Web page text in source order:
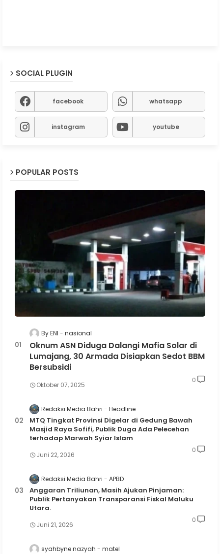
SOCIAL PLUGIN
facebook whatsapp
instagram youtube
POPULAR POSTS
By ENI nasional
Oknum ASN Diduga Dalangi Mafia Solar di
Lumajang, 30 Armada Disiapkan Sedot BBM
Bersubsidi
Oktober 07, 2025
0
Redaksi Media Bahri Headline
MTQ Tingkat Provinsi Digelar di Gedung Bawah
Masjid Raya Sofifi, Publik Duga Ada Pelecehan
terhadap Marwah Syiar Islam
Juni 22, 2026
0
Redaksi Media Bahri APBD
Anggaran Triliunan, Masih Ajukan Pinjaman:
Publik Pertanyakan Transparansi Fiskal Maluku
Utara.
Juni 21, 2026
0
syahbyne nazyah matel